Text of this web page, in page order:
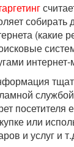
собирать
(какие
посетителя
или
и услуг и